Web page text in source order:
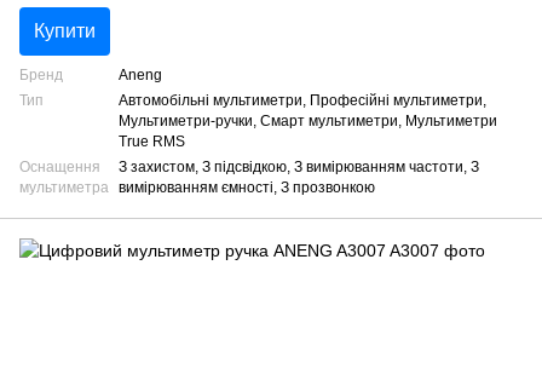
Купити
Бренд
Aneng
Тип
Автомобільні мультиметри, Професійні мультиметри,
Мультиметри-ручки, Смарт мультиметри, Мультиметри
True RMS
Оснащення
мультиметра
З захистом, З підсвідкою, З вимірюванням частоти, З
вимірюванням ємності, З прозвонкою